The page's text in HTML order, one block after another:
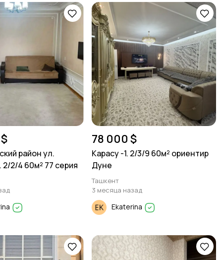
район ул.
2/2/4 60м² 77 серия
78 000 $
Карасу -1. 2/3/9 60м² ориентир
Дуне
Ташкент
3 месяца назад
Ekaterina